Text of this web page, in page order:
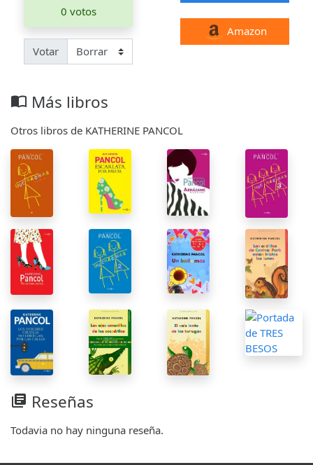
0 votos
Votar
Amazon
import_contacts Más libros
Otros libros de KATHERINE PANCOL
library_books Reseñas
Todavia no hay ninguna reseña.